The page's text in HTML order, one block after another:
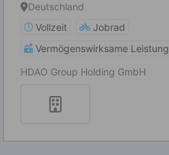
Deutschland
Vollzeit
Jobrad
Vermögenswirksame Leistung
HDAO Group Holding GmbH